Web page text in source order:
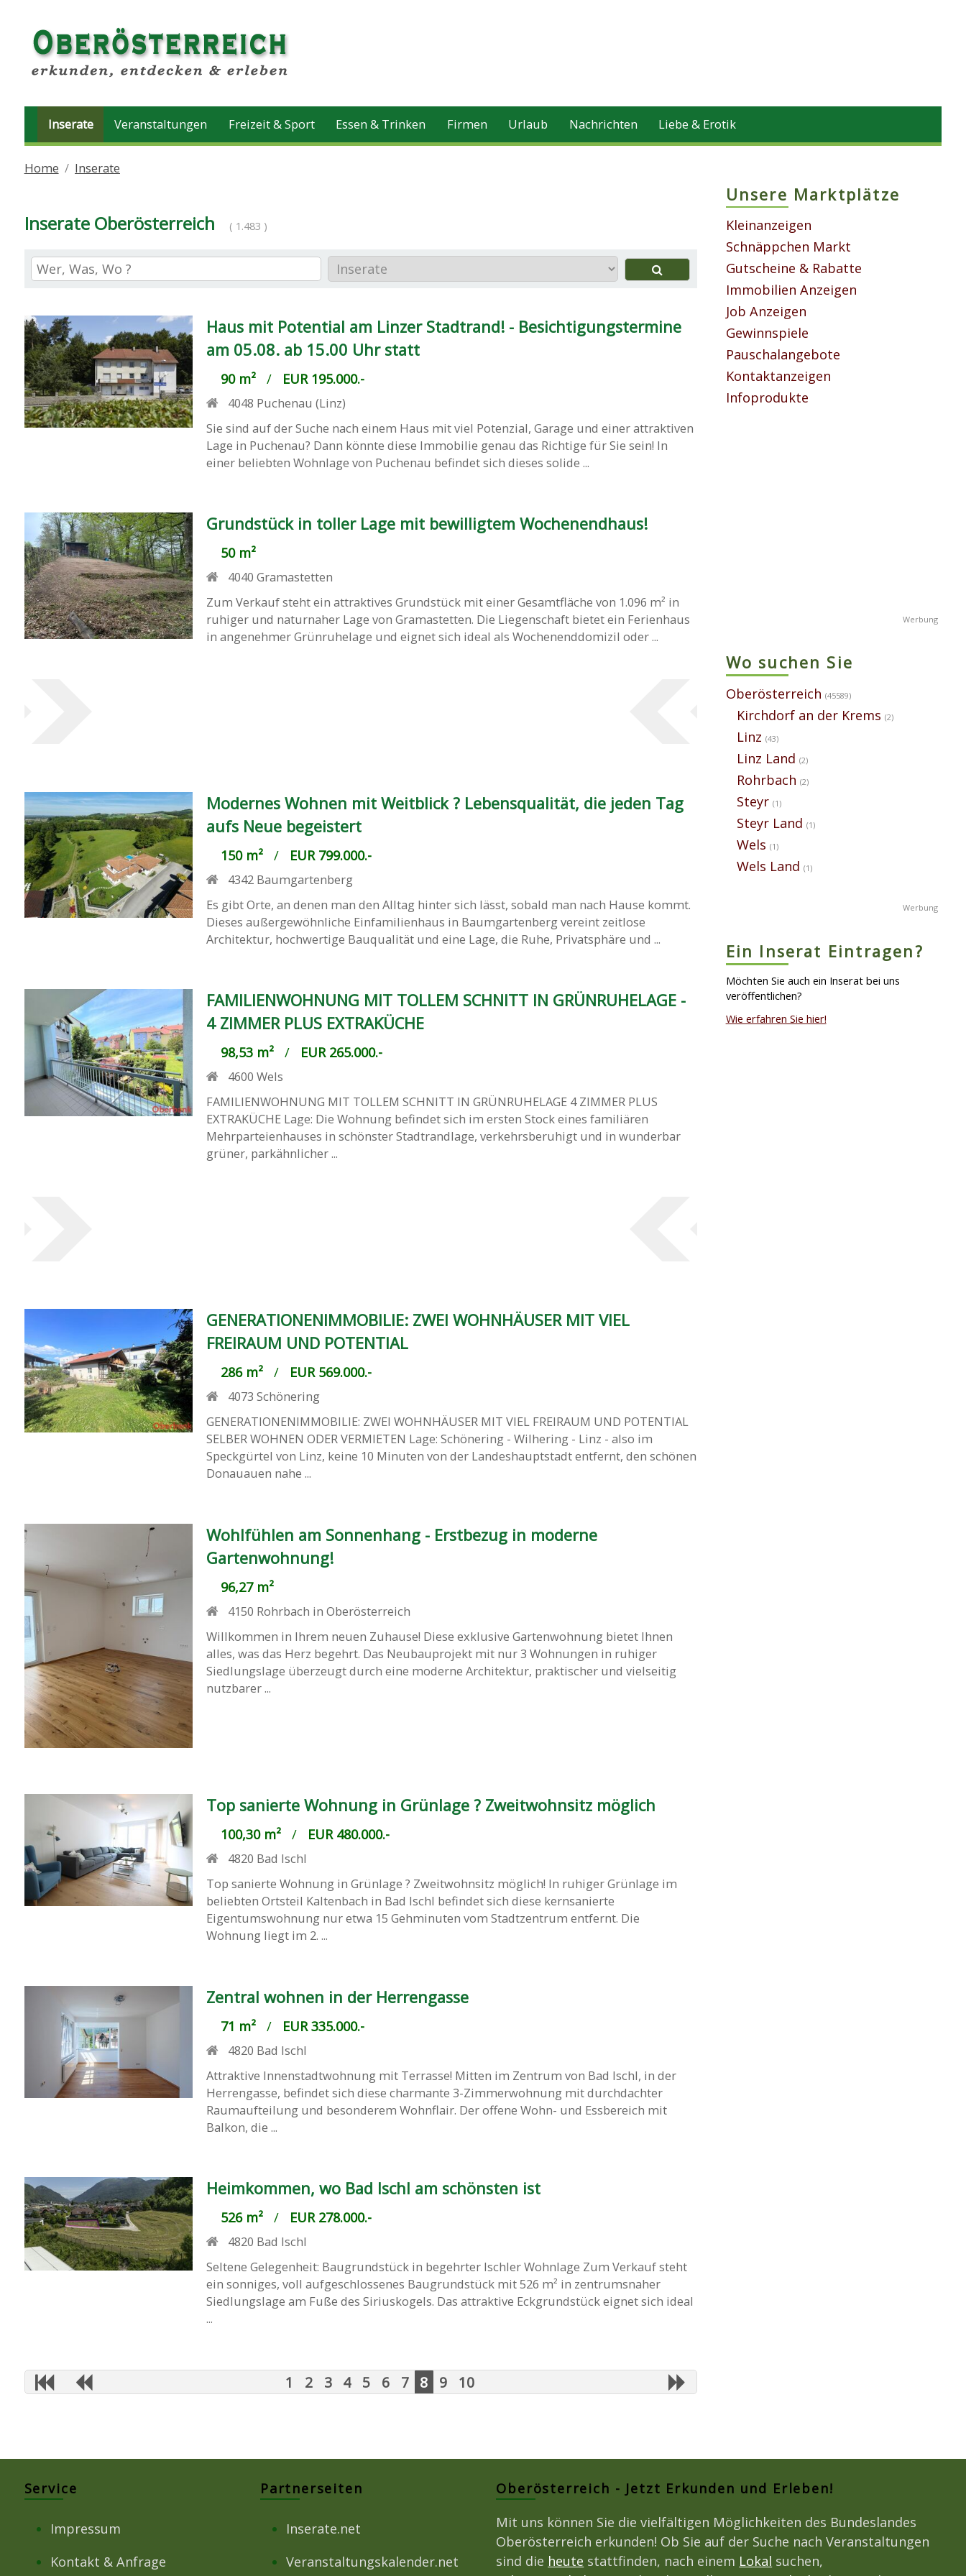
Inserate Veranstaltungen Freizeit & Sport Essen & Trinken Firmen Urlaub Nachrichten Liebe & Erotik
Home Inserate
Inserate Oberösterreich ( 1.483 )
Haus mit Potential am Linzer Stadtrand! - Besichtigungstermine
am 05.08. ab 15.00 Uhr statt
90 m²/ EUR 195.000.-
4048 Puchenau (Linz)
Sie sind auf der Suche nach einem Haus mit viel Potenzial, Garage und einer attraktiven
Lage in Puchenau? Dann könnte diese Immobilie genau das Richtige für Sie sein! In
einer beliebten Wohnlage von Puchenau befindet sich dieses solide ...
Grundstück in toller Lage mit bewilligtem Wochenendhaus!
50 m²
4040 Gramastetten
Zum Verkauf steht ein attraktives Grundstück mit einer Gesamtfläche von 1.096 m² in
ruhiger und naturnaher Lage von Gramastetten. Die Liegenschaft bietet ein Ferienhaus
in angenehmer Grünruhelage und eignet sich ideal als Wochenenddomizil oder ...
Modernes Wohnen mit Weitblick ? Lebensqualität, die jeden Tag
aufs Neue begeistert
150 m²/ EUR 799.000.-
4342 Baumgartenberg
Es gibt Orte, an denen man den Alltag hinter sich lässt, sobald man nach Hause kommt.
Dieses außergewöhnliche Einfamilienhaus in Baumgartenberg vereint zeitlose
Architektur, hochwertige Bauqualität und eine Lage, die Ruhe, Privatsphäre und ...
FAMILIENWOHNUNG MIT TOLLEM SCHNITT IN GRÜNRUHELAGE -
4 ZIMMER PLUS EXTRAKÜCHE
98,53 m²/ EUR 265.000.-
4600 Wels
FAMILIENWOHNUNG MIT TOLLEM SCHNITT IN GRÜNRUHELAGE 4 ZIMMER PLUS
EXTRAKÜCHE Lage: Die Wohnung befindet sich im ersten Stock eines familiären
Mehrparteienhauses in schönster Stadtrandlage, verkehrsberuhigt und in wunderbar
grüner, parkähnlicher ...
GENERATIONENIMMOBILIE: ZWEI WOHNHÄUSER MIT VIEL
FREIRAUM UND POTENTIAL
286 m²/ EUR 569.000.-
4073 Schönering
GENERATIONENIMMOBILIE: ZWEI WOHNHÄUSER MIT VIEL FREIRAUM UND POTENTIAL
SELBER WOHNEN ODER VERMIETEN Lage: Schönering - Wilhering - Linz - also im
Speckgürtel von Linz, keine 10 Minuten von der Landeshauptstadt entfernt, den schönen
Donauauen nahe ...
Wohlfühlen am Sonnenhang - Erstbezug in moderne
Gartenwohnung!
96,27 m²
4150 Rohrbach in Oberösterreich
Willkommen in Ihrem neuen Zuhause! Diese exklusive Gartenwohnung bietet Ihnen
alles, was das Herz begehrt. Das Neubauprojekt mit nur 3 Wohnungen in ruhiger
Siedlungslage überzeugt durch eine moderne Architektur, praktischer und vielseitig
nutzbarer ...
Top sanierte Wohnung in Grünlage ? Zweitwohnsitz möglich
100,30 m²/ EUR 480.000.-
4820 Bad Ischl
Top sanierte Wohnung in Grünlage ? Zweitwohnsitz möglich! In ruhiger Grünlage im
beliebten Ortsteil Kaltenbach in Bad Ischl befindet sich diese kernsanierte
Eigentumswohnung nur etwa 15 Gehminuten vom Stadtzentrum entfernt. Die
Wohnung liegt im 2. ...
Zentral wohnen in der Herrengasse
71 m²/ EUR 335.000.-
4820 Bad Ischl
Attraktive Innenstadtwohnung mit Terrasse! Mitten im Zentrum von Bad Ischl, in der
Herrengasse, befindet sich diese charmante 3-Zimmerwohnung mit durchdachter
Raumaufteilung und besonderem Wohnflair. Der offene Wohn- und Essbereich mit
Balkon, die ...
Heimkommen, wo Bad Ischl am schönsten ist
526 m²/ EUR 278.000.-
4820 Bad Ischl
Seltene Gelegenheit: Baugrundstück in begehrter Ischler Wohnlage Zum Verkauf steht
ein sonniges, voll aufgeschlossenes Baugrundstück mit 526 m² in zentrumsnaher
Siedlungslage am Fuße des Siriuskogels. Das attraktive Eckgrundstück eignet sich ideal
...
1 2 3 4 5 6 7 8 9 10
Unsere Marktplätze
Kleinanzeigen
Schnäppchen Markt
Gutscheine & Rabatte
Immobilien Anzeigen
Job Anzeigen
Gewinnspiele
Pauschalangebote
Kontaktanzeigen
Infoprodukte
Wo suchen Sie
Oberösterreich (45589)
Kirchdorf an der Krems (2)
Linz (43)
Linz Land (2)
Rohrbach (2)
Steyr (1)
Steyr Land (1)
Wels (1)
Wels Land (1)
Ein Inserat Eintragen?
Möchten Sie auch ein Inserat bei uns
veröffentlichen?
Wie erfahren Sie hier!
Service
Impressum
Kontakt & Anfrage
Partnerseiten
Inserate.net
Veranstaltungskalender.net
Oberösterreich - Jetzt Erkunden und Erleben!
Mit uns können Sie die vielfältigen Möglichkeiten des Bundeslandes
Oberösterreich erkunden! Ob Sie auf der Suche nach Veranstaltungen
sind die heute stattfinden, nach einem Lokal suchen,